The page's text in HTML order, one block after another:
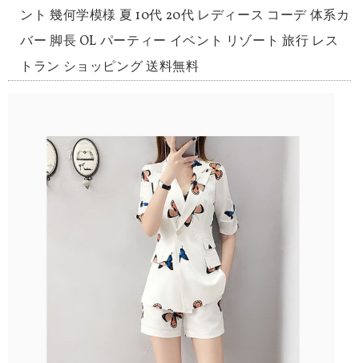
ント 幾何学模様 夏 10代 20代 レディース コーデ 体系カ
バー 脚長 OL パーティー イベント リゾート 旅行 レス
トラン ショッピング 送料無料